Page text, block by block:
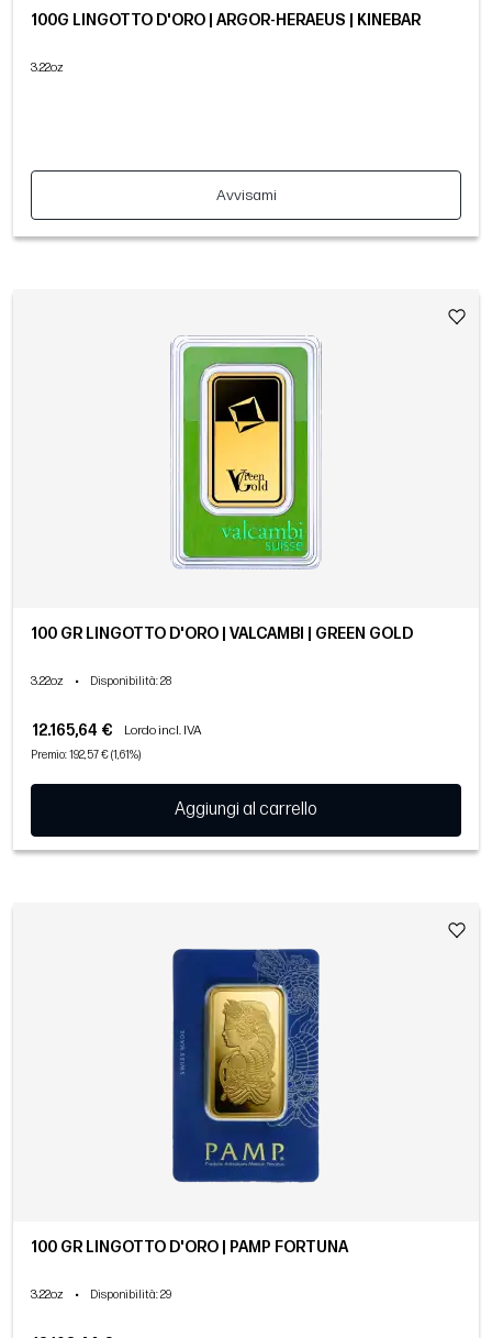
100G LINGOTTO D'ORO | ARGOR-HERAEUS | KINEBAR
3.22oz
Avvisami
100 GR LINGOTTO D'ORO | VALCAMBI | GREEN GOLD
3.22oz • Disponibilità: 28
12.165,64 € Lordo incl. IVA
Premio: 192,57 € (1,61%)
Aggiungi al carrello
100 GR LINGOTTO D'ORO | PAMP FORTUNA
3.22oz • Disponibilità: 29